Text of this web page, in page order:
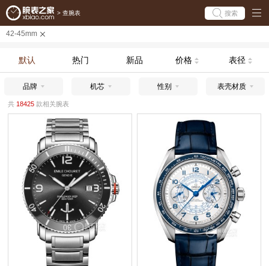
> 查腕表 搜索
42-45mm
默认 热门 新品 价格 表径
品牌 机芯 性别 表壳材质
共 18425款相关腕表